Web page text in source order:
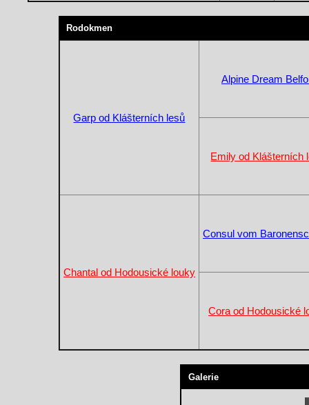
Rodokmen
Garp od Klášterních lesů
Alpine Dream
Emily od Klášterních
Chantal od Hodousické louky
Consul vom
Cora od Hodousické
Galerie